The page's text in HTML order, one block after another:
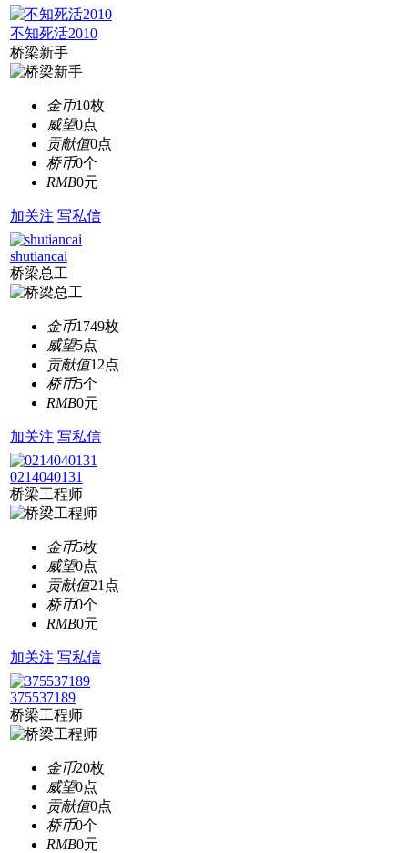
不知死活2010
桥梁新手
金币10枚
威望0点
贡献值0点
桥币0个
RMB0元
加关注 写私信
shutiancai
桥梁总工
金币1749枚
威望5点
贡献值12点
桥币5个
RMB0元
加关注 写私信
0214040131
桥梁工程师
金币5枚
威望0点
贡献值21点
桥币0个
RMB0元
加关注 写私信
375537189
桥梁工程师
金币20枚
威望0点
贡献值0点
桥币0个
RMB0元